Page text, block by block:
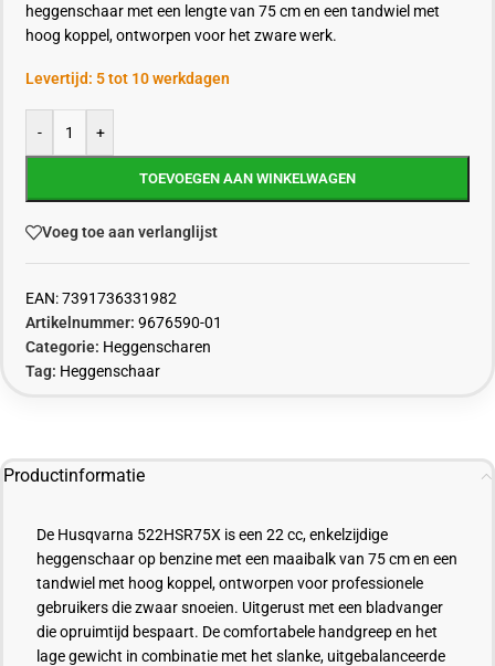
heggenschaar met een lengte van 75 cm en een tandwiel met
hoog koppel, ontworpen voor het zware werk.
Levertijd: 5 tot 10 werkdagen
- +
TOEVOEGEN AAN WINKELWAGEN
Voeg toe aan verlanglijst
EAN:7391736331982
Artikelnummer: 9676590-01
Categorie: Heggenscharen
Tag: Heggenschaar
Productinformatie
De Husqvarna 522HSR75X is een 22 cc, enkelzijdige
heggenschaar op benzine met een maaibalk van 75 cm en een
tandwiel met hoog koppel, ontworpen voor professionele
gebruikers die zwaar snoeien. Uitgerust met een bladvanger
die opruimtijd bespaart. De comfortabele handgreep en het
lage gewicht in combinatie met het slanke, uitgebalanceerde